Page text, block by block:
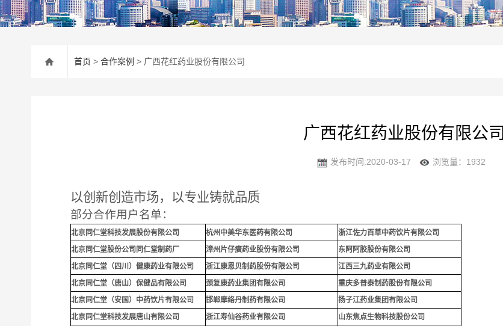
首页 > 合作案例 > 广西花红药业股份有限公司
广西花红药业股份有限公司
发布时间:2020-03-17 浏览量：1932
以创新创造市场，以专业铸就品质
部分合作用户名单：
北京同仁堂科技发展股份有限公司 杭州中美华东医药有限公司
浙江佐力百草中药饮片有限公司
北京同仁堂股份公司同仁堂制药厂
漳州片仔癀药业股份有限公司
东阿阿胶股份有限公司
北京同仁堂（四川）健康药业有限公司
浙江康恩贝制药股份有限公司
江西三九药业有限公司
北京同仁堂（唐山）保健品有限公司
颈复康药业集团有限公司
重庆多普泰制药股份有限公司
北京同仁堂（安国）中药饮片有限公司
邯郸摩络丹制药有限公司
扬子江药业集团有限公司
北京同仁堂科技发展唐山有限公司
浙江寿仙谷药业有限公司
山东焦点生物科技股份公司